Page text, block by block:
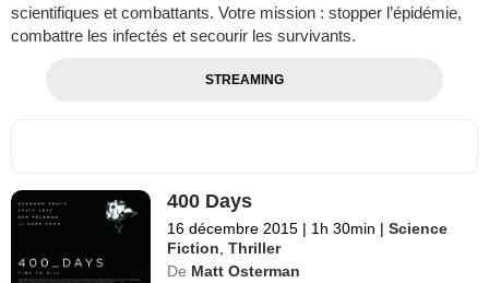
scientifiques et combattants. Votre mission : stopper l’épidémie,
combattre les infectés et secourir les survivants.
STREAMING
400 Days
16 décembre 2015 | 1h 30min | Science
Fiction ,Thriller
De Matt Osterman